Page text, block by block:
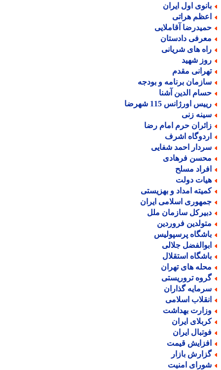
اول ایران
هراتی
آقاملایی
دادستان
های شریانی
شهید
مقدم
برنامه و بودجه
الدین آشنا
اورژانس 115 شهرضا
زنی
حرم امام رضا
اشرف
احمد شفایی
فرهادی
مسلح
دولت
امداد و بهزیستی
اسلامی ایران
سازمان ملل
فروردین
پرسپولیس
جلالی
استقلال
های تهران
تروریستی
گذاران
اسلامی
بهداشت
ایران
ایران
قیمت
بازار
امنیت